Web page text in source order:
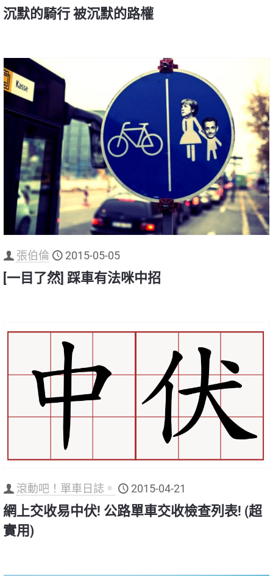
沉默的騎行 被沉默的路權
張伯倫 2015-05-05
[一目了然] 踩車有法咪中招
滾動吧！單車日誌。 2015-04-21
網上交收易中伏! 公路單車交收檢查列表! (超
實用)